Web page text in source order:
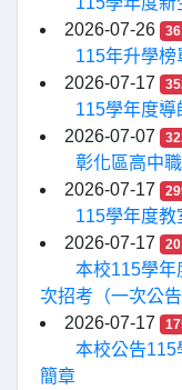
2026-07-26
115年升學榜
2026-07-17
115學年度導
2026-07-07
彰化區高中
2026-07-17
115學年度教
2026-07-17
本校115學年
次招考（一次公
2026-07-17
本校公告115
簡章